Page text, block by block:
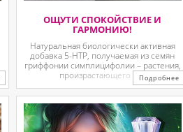
ОЩУТИ СПОКОЙСТВИЕ И
ГАРМОНИЮ!
Натуральная биологически активная
добавка 5-HTP, получаемая из семян
гриффонии симплицифолии – растения,
произрастающего в ...Подробнее